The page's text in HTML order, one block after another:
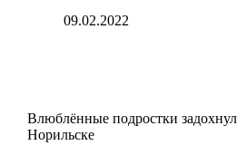
09.02.2022
Влюблённые подростки
Норильске